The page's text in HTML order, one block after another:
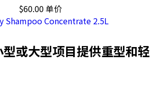
$60.00单价
Shampoo Concentrate 2.5L
或大型项目提供重型和轻